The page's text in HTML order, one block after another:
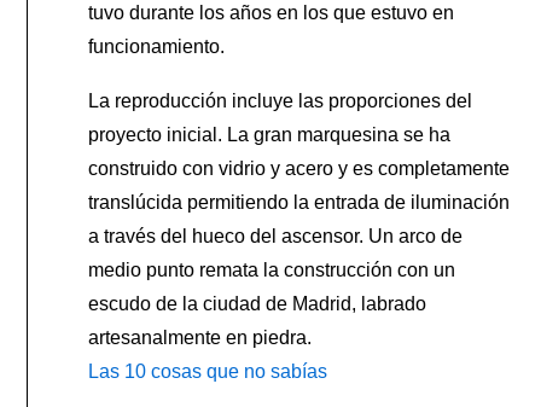
tuvo durante los años en los que estuvo en
funcionamiento.
La reproducción incluye las proporciones del
proyecto inicial. La gran marquesina se ha
construido con vidrio y acero y es completamente
translúcida permitiendo la entrada de iluminación
a través del hueco del ascensor. Un arco de
medio punto remata la construcción con un
escudo de la ciudad de Madrid, labrado
artesanalmente en piedra.
Las 10 cosas que no sabías